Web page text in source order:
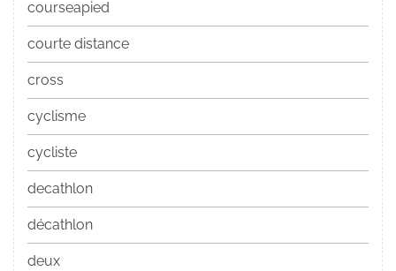
courseapied
courte distance
cross
cyclisme
cycliste
decathlon
décathlon
deux